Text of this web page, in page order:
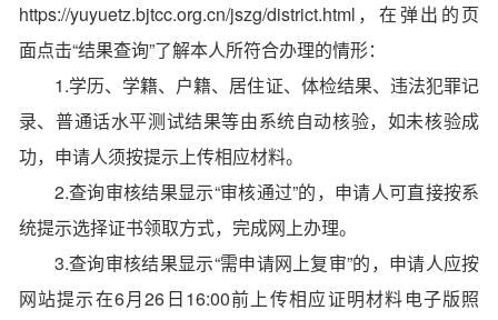
https://yuyuetz.bjtcc.org.cn/jszg/district.html，在弹出的页
面点击“结果查询”了解本人所符合办理的情形：
1.学历、学籍、户籍、居住证、体检结果、违法犯罪记
录、普通话水平测试结果等由系统自动核验，如未核验成
功，申请人须按提示上传相应材料。
2.查询审核结果显示“审核通过”的，申请人可直接按系
统提示选择证书领取方式，完成网上办理。
3.查询审核结果显示“需申请网上复审”的，申请人应按
网站提示在6月26日16:00前上传相应证明材料电子版照